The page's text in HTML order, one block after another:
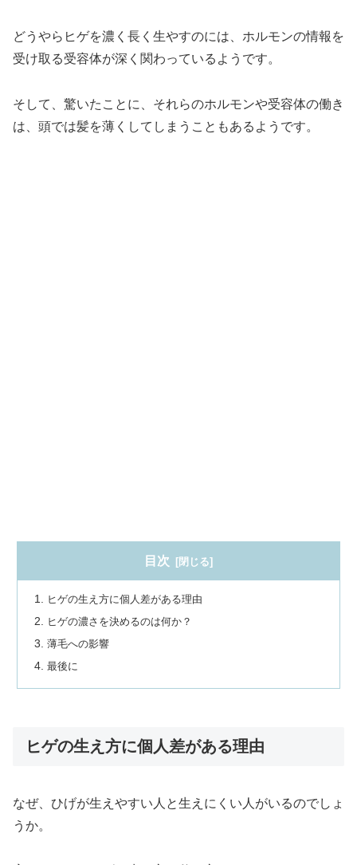
どうやらヒゲを濃く長く生やすのには、ホルモンの情報を
受け取る受容体が深く関わっているようです。
そして、驚いたことに、それらのホルモンや受容体の働き
は、頭では髪を薄くしてしまうこともあるようです。
目次
ヒゲの生え方に個人差がある理由
ヒゲの濃さを決めるのは何か？
薄毛への影響
最後に
ヒゲの生え方に個人差がある理由
なぜ、ひげが生えやすい人と生えにくい人がいるのでしょ
うか。